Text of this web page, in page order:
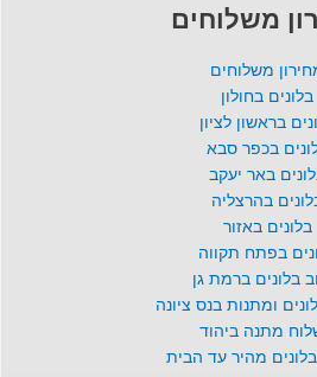
משלוחים
משלוחים
בלונים בחולון
בראשון לציון
בכפר סבא
באר יעקב
בהרצליה
בלונים באזור
בפתח תקווה
בלונים ברמת גן
ומתנות בנס ציונה
מתנה ביהוד
מהיר עד הבית